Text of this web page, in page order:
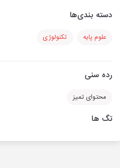
دسته بندی‌ها
علوم پایه تکنولوژی
رده سنی
محتوای تمیز
تگ ها